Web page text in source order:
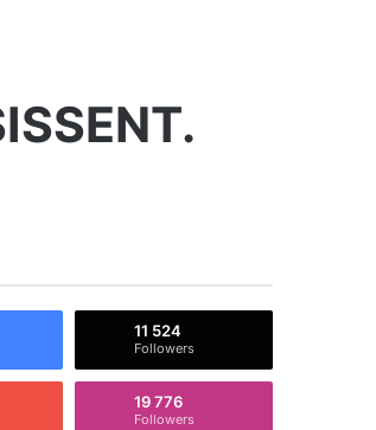
11 524
Followers
19 776
Followers